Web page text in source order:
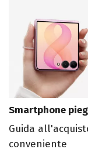
Smartphone
Guida
conveniente